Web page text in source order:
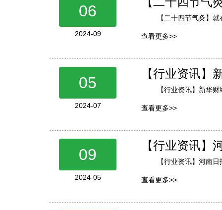
06
2024-09
【二十四节气灸】
查看更多>>
05
2024-07
【行业资讯】
【行业资讯】新华
查看更多>>
09
2024-05
【行业资讯】
【行业资讯】河南
查看更多>>